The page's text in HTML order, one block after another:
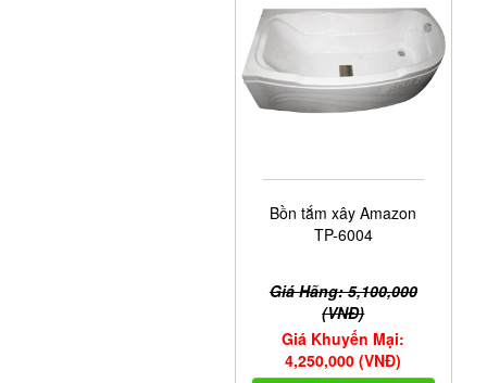
Bồn tắm xây Amazon
TP-6004
Giá Hãng: 5,100,000
(VNĐ)
Giá Khuyến Mại:
4,250,000 (VNĐ)